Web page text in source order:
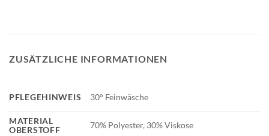
ZUSÄTZLICHE INFORMATIONEN
PFLEGEHINWEIS 30° Feinwäsche
MATERIAL
OBERSTOFF
70% Polyester, 30% Viskose